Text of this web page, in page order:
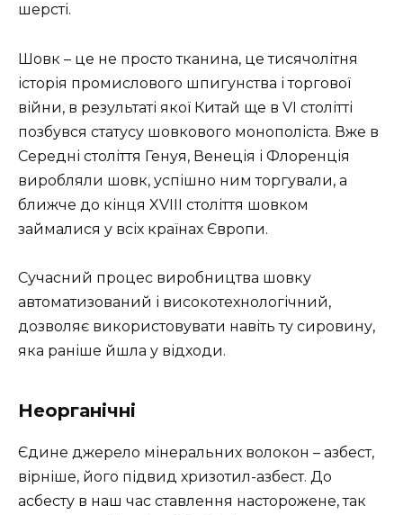
шерсті.
Шовк – це не просто тканина, це тисячолітня
історія промислового шпигунства і торгової
війни, в результаті якої Китай ще в VI столітті
позбувся статусу шовкового монополіста. Вже в
Середні століття Генуя, Венеція і Флоренція
виробляли шовк, успішно ним торгували, а
ближче до кінця XVIII століття шовком
займалися у всіх країнах Європи.
Сучасний процес виробництва шовку
автоматизований і високотехнологічний,
дозволяє використовувати навіть ту сировину,
яка раніше йшла у відходи.
Неорганічні
Єдине джерело мінеральних волокон – азбест,
вірніше, його підвид хризотил-азбест. До
асбесту в наш час ставлення насторожене, так